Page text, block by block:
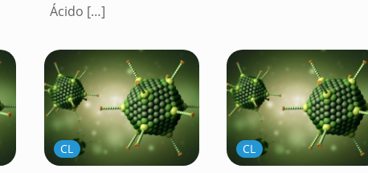
Ácido […]
CL CL